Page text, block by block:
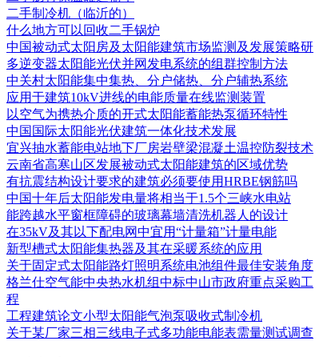
二手制冷机（临沂的）
什么地方可以回收二手锅炉
中国被动式太阳房及太阳能建筑市场监测及发展策略研
多逆变器太阳能光伏并网发电系统的组群控制方法
中关村太阳能集中集热、分户储热、分户辅热系统
应用于建筑10kV进线的电能质量在线监测装置
以空气为携热介质的开式太阳能蓄能热泵循环特性
中国国际太阳能光伏建筑一体化技术发展
宜兴抽水蓄能电站地下厂房岩壁梁混凝土温控防裂技术
云南省高寒山区发展被动式太阳能建筑的区域优势
有抗震结构设计要求的建筑必须要使用HRBE钢筋吗
中国十年后太阳能发电量将相当于1.5个三峡水电站
能跨越水平窗框障碍的玻璃幕墙清洗机器人的设计
在35kV及其以下配电网中宜用“计量箱”计量电能
新型槽式太阳能集热器及其在采暖系统的应用
关于固定式太阳能路灯照明系统电池组件最佳安装角度
格兰仕空气能中央热水机组中标中山市政府重点采购工
程
工程建筑论文小型太阳能气泡泵吸收式制冷机
关于某厂家三相三线电子式多功能电能表需量测试调查